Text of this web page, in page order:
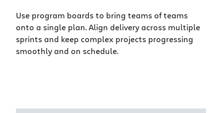
Use program boards to bring teams of teams
onto a single plan. Align delivery across multiple
sprints and keep complex projects progressing
smoothly and on schedule.